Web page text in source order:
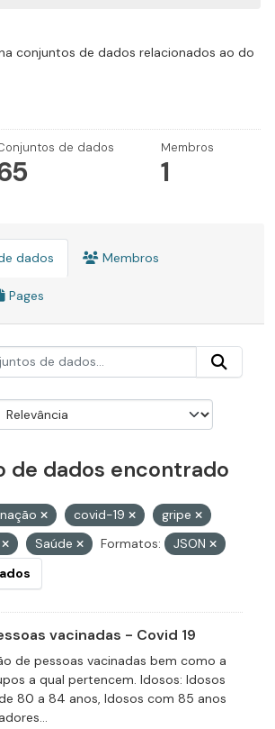
conjuntos de dados relacionados ao do
de dados Membros
1
dados Membros
Pages
de dados encontrado
covid-19
gripe
Saúde Formatos:
JSON
vacinadas - Covid 19
de pessoas vacinadas bem como a
a qual pertencem. Idosos: Idosos
80 a 84 anos, Idosos com 85 anos